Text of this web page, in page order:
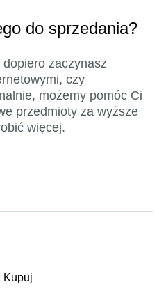
do sprzedania?
zaczynasz
czy
możemy pomóc Ci
przedmioty za wyższe
więcej.
Kupuj